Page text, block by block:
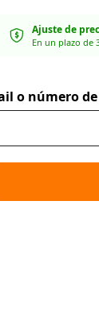
Ajuste de
En un plazo de
o número